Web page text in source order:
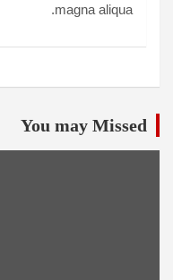
magna aliqua.
You may Missed